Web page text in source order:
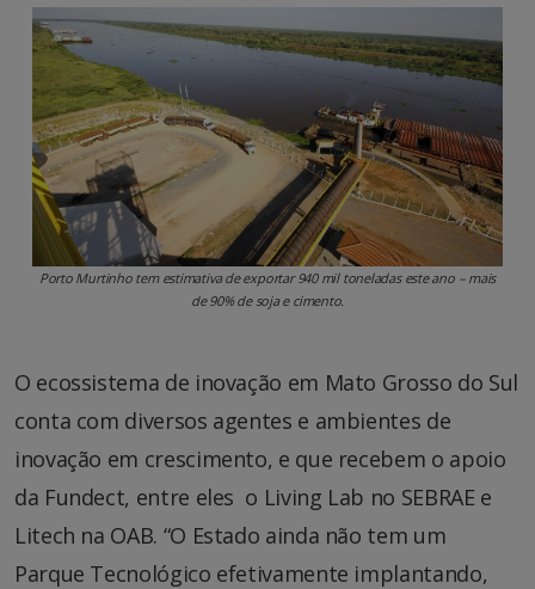
Porto Murtinho tem estimativa de exportar 940 mil toneladas este ano – mais
de 90% de soja e cimento.
O ecossistema de inovação em Mato Grosso do Sul
conta com diversos agentes e ambientes de
inovação em crescimento, e que recebem o apoio
da Fundect, entre eles o Living Lab no SEBRAE e
Litech na OAB. “O Estado ainda não tem um
Parque Tecnológico efetivamente implantando,